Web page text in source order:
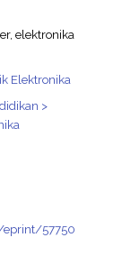
elektronika
Elektronika
>
57750